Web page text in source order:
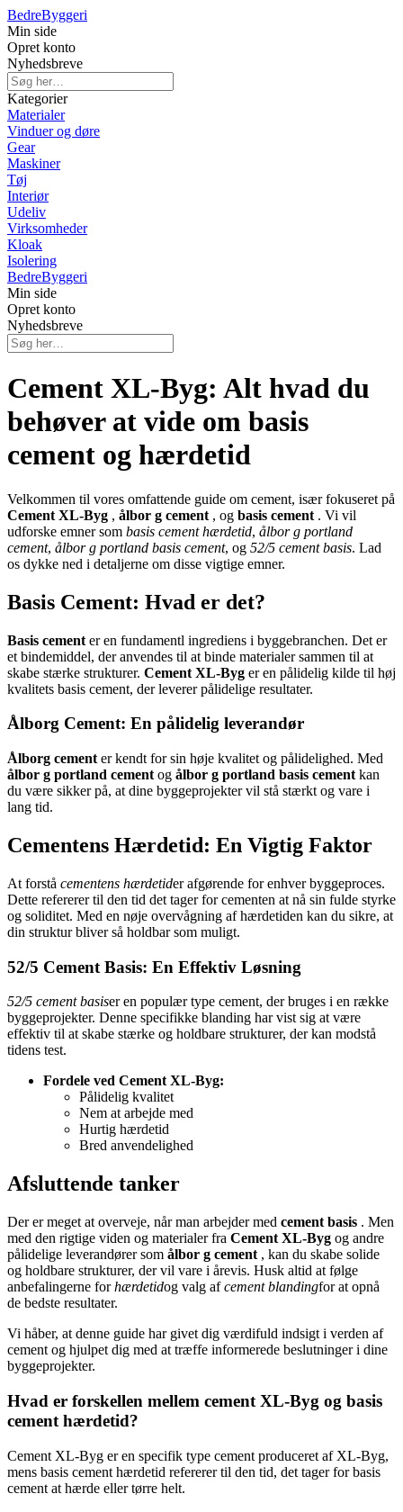
BedreByggeri
Min side
Opret konto
Nyhedsbreve
Kategorier
Materialer
Vinduer og døre
Gear
Maskiner
Tøj
Interiør
Udeliv
Virksomheder
Kloak
Isolering
BedreByggeri
Min side
Opret konto
Nyhedsbreve
Cement XL-Byg: Alt hvad du
behøver at vide om basis
cement og hærdetid
Velkommen til vores omfattende guide om cement, især fokuseret på
Cement XL-Byg , ålbor g cement , og basis cement . Vi vil
udforske emner som basis cement hærdetid, ålbor g portland
cement, ålbor g portland basis cement, og 52/5 cement basis. Lad
os dykke ned i detaljerne om disse vigtige emner.
Basis Cement: Hvad er det?
Basis cement er en fundamentl ingrediens i byggebranchen. Det er
et bindemiddel, der anvendes til at binde materialer sammen til at
skabe stærke strukturer. Cement XL-Byg er en pålidelig kilde til høj
kvalitets basis cement, der leverer pålidelige resultater.
Ålborg Cement: En pålidelig leverandør
Ålborg cement er kendt for sin høje kvalitet og pålidelighed. Med
ålbor g portland cement og ålbor g portland basis cement kan
du være sikker på, at dine byggeprojekter vil stå stærkt og vare i
lang tid.
Cementens Hærdetid: En Vigtig Faktor
At forstå cementens hærdetider afgørende for enhver byggeproces.
Dette refererer til den tid det tager for cementen at nå sin fulde styrke
og soliditet. Med en nøje overvågning af hærdetiden kan du sikre, at
din struktur bliver så holdbar som muligt.
52/5 Cement Basis: En Effektiv Løsning
52/5 cement basiser en populær type cement, der bruges i en række
byggeprojekter. Denne specifikke blanding har vist sig at være
effektiv til at skabe stærke og holdbare strukturer, der kan modstå
tidens test.
Fordele ved Cement XL-Byg:
Pålidelig kvalitet
Nem at arbejde med
Hurtig hærdetid
Bred anvendelighed
Afsluttende tanker
Der er meget at overveje, når man arbejder med cement basis . Men
med den rigtige viden og materialer fra Cement XL-Byg og andre
pålidelige leverandører som ålbor g cement , kan du skabe solide
og holdbare strukturer, der vil vare i årevis. Husk altid at følge
anbefalingerne forhærdetidog valg afcement blandingfor at opnå
de bedste resultater.
Vi håber, at denne guide har givet dig værdifuld indsigt i verden af
cement og hjulpet dig med at træffe informerede beslutninger i dine
byggeprojekter.
Hvad er forskellen mellem cement XL-Byg og basis
cement hærdetid?
Cement XL-Byg er en specifik type cement produceret af XL-Byg,
mens basis cement hærdetid refererer til den tid, det tager for basis
cement at hærde eller tørre helt.